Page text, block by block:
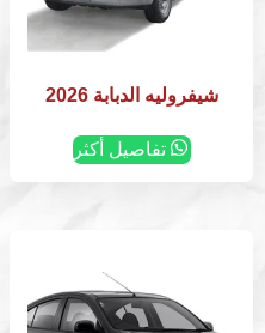
شيفروليه الدبابة 2026
تفاصيل أكثر